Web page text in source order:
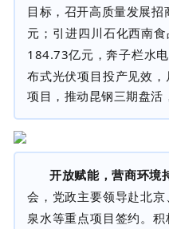
目标，召开高质量发展招
元；引进四川石化西南
184.73亿元，奔子栏水
布式光伏项目投产见效
项目，推动昆钢三期盘活
开放赋能，营商环境
会，党政主要领导赴北
泉水等重点项目签约。